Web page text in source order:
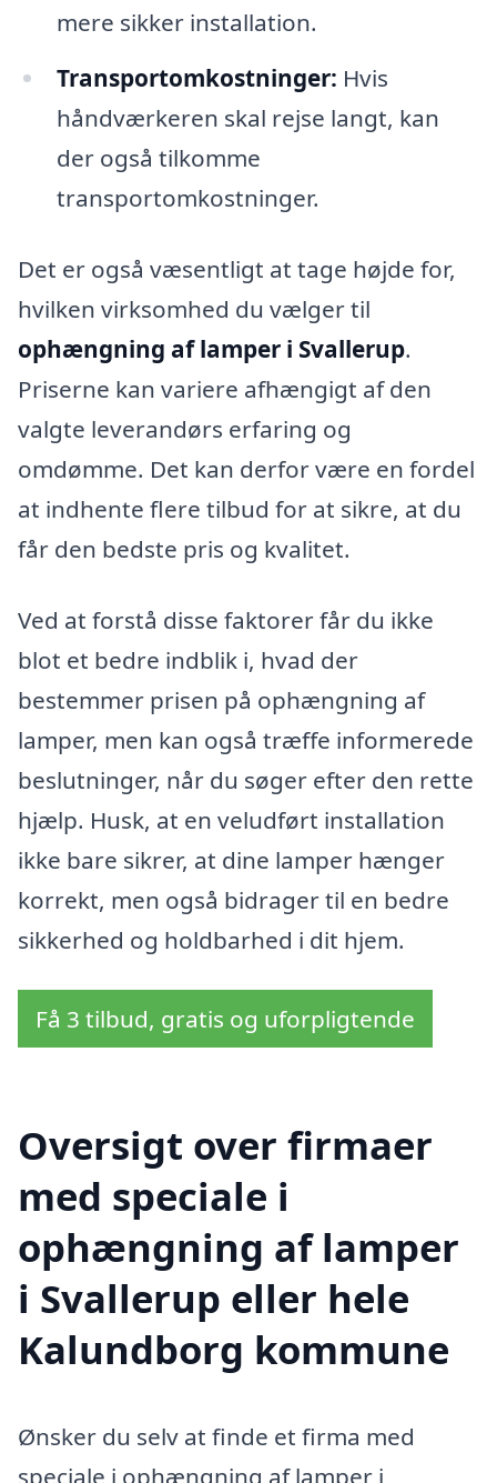
mere sikker installation.
Transportomkostninger: Hvis
håndværkeren skal rejse langt, kan
der også tilkomme
transportomkostninger.
Det er også væsentligt at tage højde for,
hvilken virksomhed du vælger til
ophængning af lamper i Svallerup.
Priserne kan variere afhængigt af den
valgte leverandørs erfaring og
omdømme. Det kan derfor være en fordel
at indhente flere tilbud for at sikre, at du
får den bedste pris og kvalitet.
Ved at forstå disse faktorer får du ikke
blot et bedre indblik i, hvad der
bestemmer prisen på ophængning af
lamper, men kan også træffe informerede
beslutninger, når du søger efter den rette
hjælp. Husk, at en veludført installation
ikke bare sikrer, at dine lamper hænger
korrekt, men også bidrager til en bedre
sikkerhed og holdbarhed i dit hjem.
Få 3 tilbud, gratis og uforpligtende
Oversigt over firmaer
med speciale i
ophængning af lamper
i Svallerup eller hele
Kalundborg kommune
Ønsker du selv at finde et firma med
speciale i ophængning af lamper i